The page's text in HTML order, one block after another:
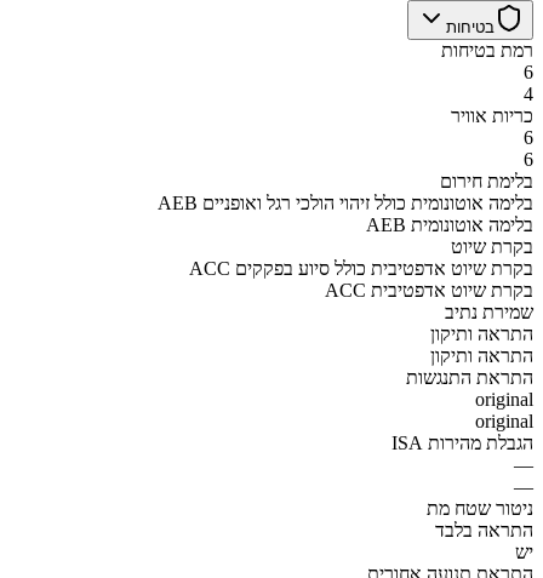
בטיחות
רמת בטיחות
6
4
כריות אוויר
6
6
בלימת חירום
AEB בלימה אוטונומית כולל זיהוי הולכי רגל ואופניים
AEB בלימה אוטונומית
בקרת שיוט
ACC בקרת שיוט אדפטיבית כולל סיוע בפקקים
ACC בקרת שיוט אדפטיבית
שמירת נתיב
התראה ותיקון
התראה ותיקון
התראת התנגשות
original
original
הגבלת מהירות ISA
—
—
ניטור שטח מת
התראה בלבד
יש
התראת תנועה אחורית